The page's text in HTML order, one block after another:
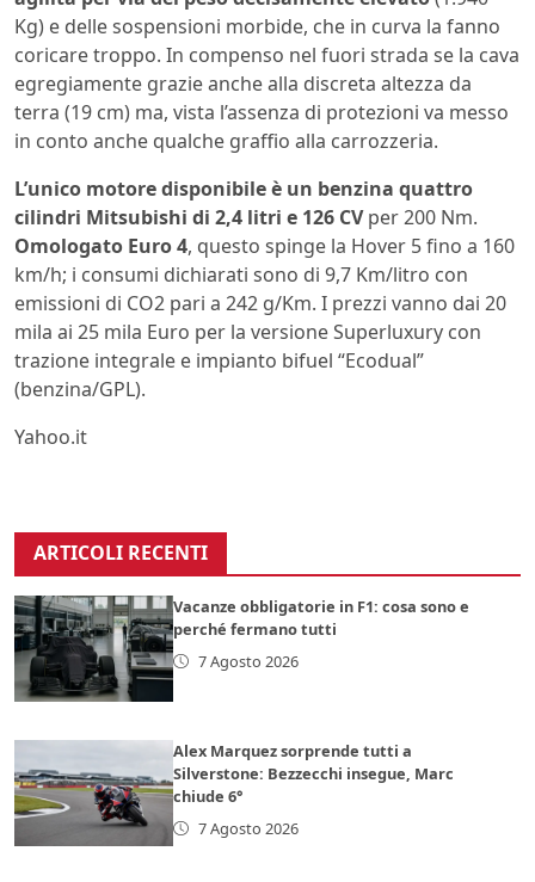
Kg) e delle sospensioni morbide, che in curva la fanno
coricare troppo. In compenso nel fuori strada se la cava
egregiamente grazie anche alla discreta altezza da
terra (19 cm) ma, vista l’assenza di protezioni va messo
in conto anche qualche graffio alla carrozzeria.
L’unico motore disponibile è un benzina quattro
cilindri Mitsubishi di 2,4 litri e 126 CVper 200 Nm.
Omologato Euro 4, questo spinge la Hover 5 fino a 160
km/h; i consumi dichiarati sono di 9,7 Km/litro con
emissioni di CO2 pari a 242 g/Km. I prezzi vanno dai 20
mila ai 25 mila Euro per la versione Superluxury con
trazione integrale e impianto bifuel “Ecodual”
(benzina/GPL).
Yahoo.it
ARTICOLI RECENTI
Vacanze obbligatorie in F1: cosa sono e
perché fermano tutti
7 Agosto 2026
Alex Marquez sorprende tutti a
Silverstone: Bezzecchi insegue, Marc
chiude 6°
7 Agosto 2026